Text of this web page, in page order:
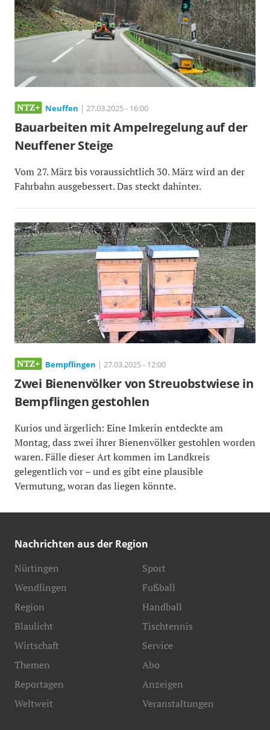
Neuffen | 27.03.2025 - 16:00
Bauarbeiten mit Ampelregelung auf der
Neuffener Steige
Vom 27. März bis voraussichtlich 30. März wird an der
Fahrbahn ausgebessert. Das steckt dahinter.
Bempflingen | 27.03.2025 - 12:00
Zwei Bienenvölker von Streuobstwiese in
Bempflingen gestohlen
Kurios und ärgerlich: Eine Imkerin entdeckte am
Montag, dass zwei ihrer Bienenvölker gestohlen worden
waren. Fälle dieser Art kommen im Landkreis
gelegentlich vor – und es gibt eine plausible
Vermutung, woran das liegen könnte.
Nachrichten aus der Region
Nürtingen
Wendlingen
Region
Blaulicht
Sport
Fußball
Handball
Tischtennis
Wirtschaft
Themen
Reportagen
Weltweit
Service
Abo
Anzeigen
Veranstaltungen